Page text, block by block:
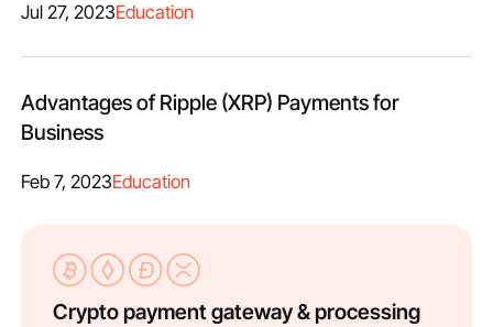
Jul 27, 2023Education
Advantages of Ripple (XRP) Payments for
Business
Feb 7, 2023Education
Crypto payment gateway & processing